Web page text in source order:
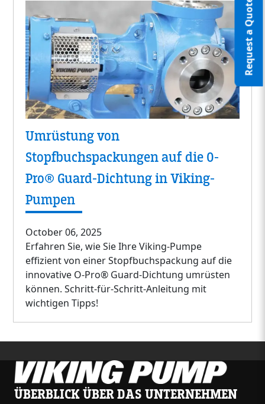
Request a Quote
Umrüstung von
Stopfbuchspackungen auf die O-
Pro® Guard-Dichtung in Viking-
Pumpen
October 06, 2025
Erfahren Sie, wie Sie Ihre Viking-Pumpe
effizient von einer Stopfbuchspackung auf die
innovative O-Pro® Guard-Dichtung umrüsten
können. Schritt-für-Schritt-Anleitung mit
wichtigen Tipps!
ÜBERBLICK ÜBER DAS UNTERNEHMEN